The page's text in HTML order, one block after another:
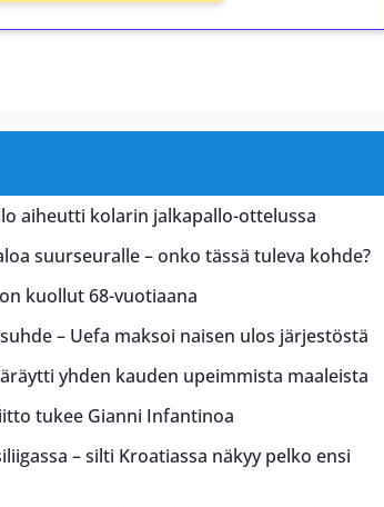
aiheutti kolarin jalkapallo-ottelussa
suurseuralle – onko tässä tuleva kohde?
kuollut 68-vuotiaana
– Uefa maksoi naisen ulos järjestöstä
yhden kauden upeimmista maaleista
tukee Gianni Infantinoa
– silti Kroatiassa näkyy pelko ensi